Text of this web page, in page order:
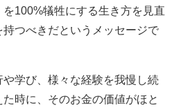
100%犠牲にする生き方を見直
つべきだというメッセージで
学び、様々な経験を我慢し続
時に、そのお金の価値がほと